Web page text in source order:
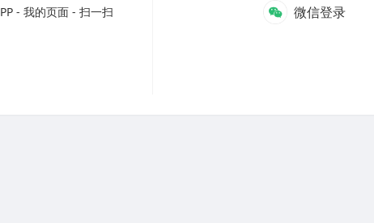
- 我的页面 - 扫一扫 微信登录